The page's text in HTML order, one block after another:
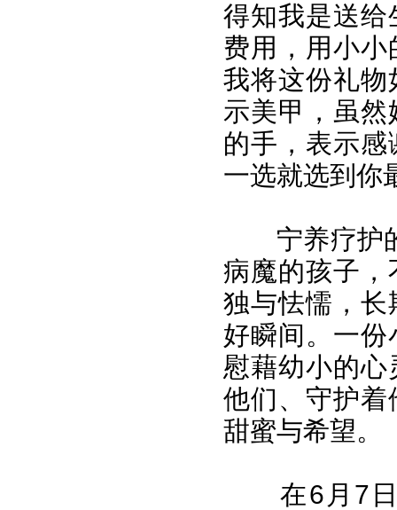
得知我是送
费用，用小
我将这份礼
示美甲，虽
的手，表示
一选就选到你
宁养疗护
病魔的孩子
独与怯懦，
好瞬间。一
慰藉幼小的
他们、守护
甜蜜与希望。
在6月7